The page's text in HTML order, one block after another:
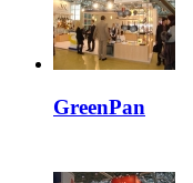
GreenPan